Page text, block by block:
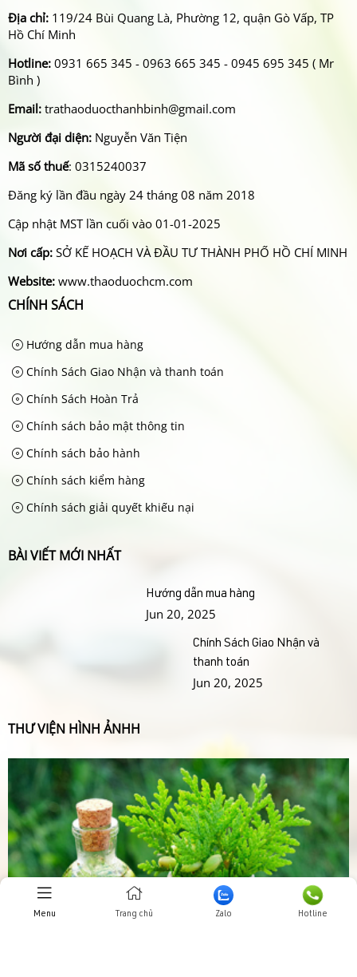
Địa chỉ: 119/24 Bùi Quang Là, Phường 12, quận Gò Vấp, TP
Hồ Chí Minh
Hotline: 0931 665 345 - 0963 665 345 - 0945 695 345 ( Mr
Bình )
Email: trathaoduocthanhbinh@gmail.com
Người đại diện: Nguyễn Văn Tiện
Mã số thuế: 0315240037
Đăng ký lần đầu ngày 24 tháng 08 năm 2018
Cập nhật MST lần cuối vào 01-01-2025
Nơi cấp: SỞ KẾ HOẠCH VÀ ĐẦU TƯ THÀNH PHỐ HỒ CHÍ MINH
Website: www.thaoduochcm.com
CHÍNH SÁCH
Hướng dẫn mua hàng
Chính Sách Giao Nhận và thanh toán
Chính Sách Hoàn Trả
Chính sách bảo mật thông tin
Chính sách bảo hành
Chính sách kiểm hàng
Chính sách giải quyết khiếu nại
BÀI VIẾT MỚI NHẤT
Hướng dẫn mua hàng
Jun 20, 2025
Chính Sách Giao Nhận và
thanh toán
Jun 20, 2025
THƯ VIỆN HÌNH ẢNHH
Menu Trang chủ Zalo Hotline